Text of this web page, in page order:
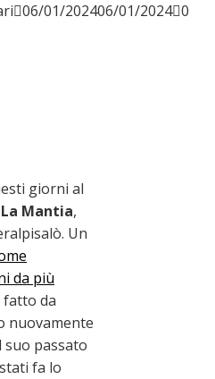
06/01/202406/01/2024 0
giorni al
Mantia,
Un
da più
fatto da
nuovamente
passato
fa lo